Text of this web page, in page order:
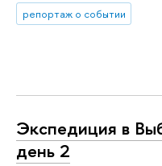
репортаж о событии
Экспедиция в
день 2